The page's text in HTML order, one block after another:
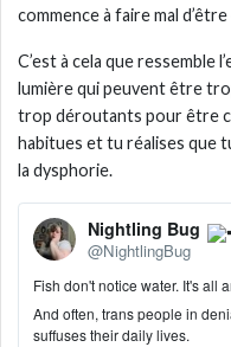
commence à faire mal
C’est à cela que ressemble
lumière qui peuvent être
trop déroutants pour être
habitues et tu réalises que
la dysphorie.
Nightling Bug
@NightlingBug
Fish don't notice water. It's all
And often, trans people in
suffuses their daily lives.